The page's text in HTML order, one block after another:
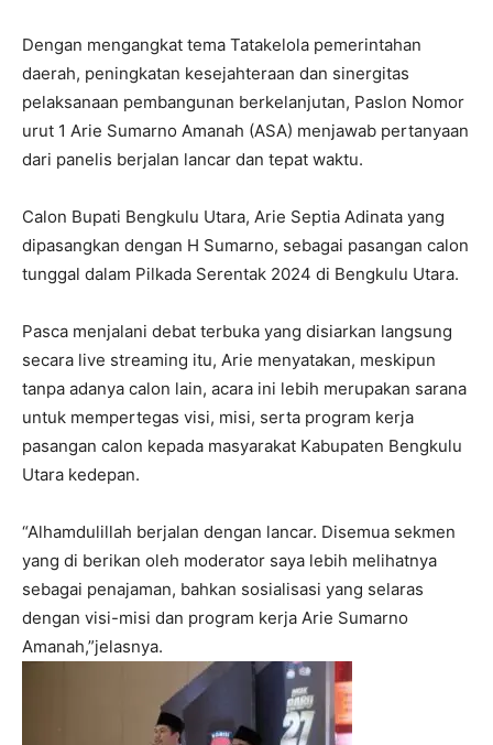
Dengan mengangkat tema Tatakelola pemerintahan
daerah, peningkatan kesejahteraan dan sinergitas
pelaksanaan pembangunan berkelanjutan, Paslon Nomor
urut 1 Arie Sumarno Amanah (ASA) menjawab pertanyaan
dari panelis berjalan lancar dan tepat waktu.
Calon Bupati Bengkulu Utara, Arie Septia Adinata yang
dipasangkan dengan H Sumarno, sebagai pasangan calon
tunggal dalam Pilkada Serentak 2024 di Bengkulu Utara.
Pasca menjalani debat terbuka yang disiarkan langsung
secara live streaming itu, Arie menyatakan, meskipun
tanpa adanya calon lain, acara ini lebih merupakan sarana
untuk mempertegas visi, misi, serta program kerja
pasangan calon kepada masyarakat Kabupaten Bengkulu
Utara kedepan.
“Alhamdulillah berjalan dengan lancar. Disemua sekmen
yang di berikan oleh moderator saya lebih melihatnya
sebagai penajaman, bahkan sosialisasi yang selaras
dengan visi-misi dan program kerja Arie Sumarno
Amanah,”jelasnya.